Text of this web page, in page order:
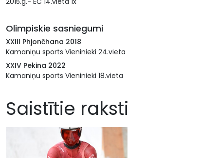
Olimpiskie sasniegumi
XXIII Phjončhana 2018
Kamaniņu sports Vieninieki 24.vieta
XXIV Pekina 2022
Kamaniņu sports Vieninieki 18.vieta
Saistītie raksti